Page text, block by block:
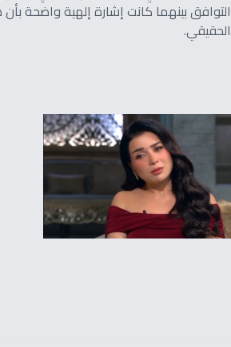
التوافق بينهما كانت إشارة إلهية واضحة
الحقيقي.